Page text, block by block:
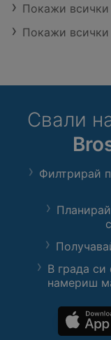
Покажи всички
Покажи всички
Свали
Филтрирай
В града
намериш